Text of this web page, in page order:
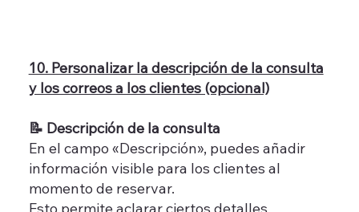
10. Personalizar la descripción de la consulta
y los correos a los clientes (opcional)
📝 Descripción de la consulta
En el campo «Descripción», puedes añadir
información visible para los clientes al
momento de reservar.